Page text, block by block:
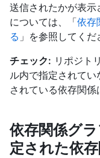
送信されたかが表
については、「依存
る 」を参照してくだ
チェック: リポジト
ル内で指定されて
されている依存関係
依存関係グ
定された依